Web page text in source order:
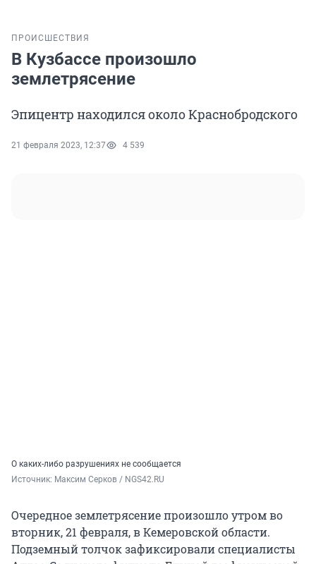
ПРОИСШЕСТВИЯ
В Кузбассе произошло
землетрясение
Эпицентр находился около Краснобродского
21 февраля 2023, 12:37 4 539
О каких-либо разрушениях не сообщается
Источник: Максим Серков / NGS42.RU
Очередное землетрясение произошло утром во
вторник, 21 февраля, в Кемеровской области.
Подземный толчок зафиксировали специалисты